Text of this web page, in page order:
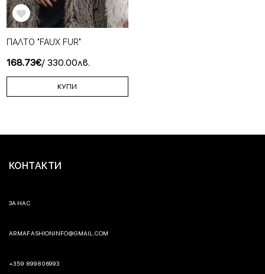
ПАЛТО "FAUX FUR"
168.73€/ 330.00лв.
КУПИ
КОНТАКТИ
ЗА НАС
ARMAFASHIONINFO@GMAIL.COM
+359 899806993